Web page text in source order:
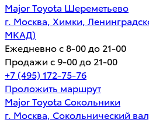
Major Toyota Шереметьево
г. Москва, Химки,
МКАД)
Ежедневно с 8-00 до 21-00
Продажи с 9-00 до 21-00
+7 (495) 172-75-76
Проложить маршрут
Major Toyota Сокольники
г. Москва, Сокольнический